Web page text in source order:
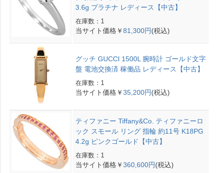
3.6g プラチナ レディース【中古】
在庫数：1
当サイト価格￥81,300円(税込)
グッチ GUCCI 1500L 腕時計 ゴールド文字
盤 電池交換済 稼働品 レディース【中古】
在庫数：1
当サイト価格￥35,200円(税込)
ティファニー Tiffany&Co. ティファニーロ
ック スモール リング 指輪 約11号 K18PG
4.2g ピンクゴールド【中古】
在庫数：1
当サイト価格￥360,600円(税込)